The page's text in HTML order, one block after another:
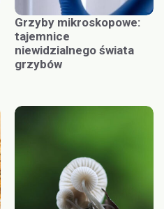
Grzyby mikroskopowe:
tajemnice
niewidzialnego świata
grzybów